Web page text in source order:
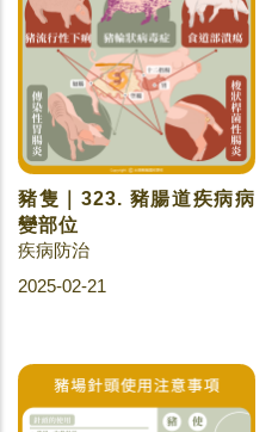
豬隻｜323. 豬腸道疾病病
變部位
疾病防治
2025-02-21